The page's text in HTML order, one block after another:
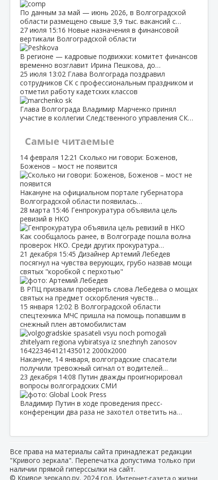
По данным за май — июнь 2026, в Волгоградской
области размещено свыше 3,9 тыс. вакансий с…
27 июля 15:16 Новые назначения в финансовой
вертикали Волгоградской области
В регионе — кадровые подвижки: комитет финансов
временно возглавит Ирина Пешкова, до…
25 июля 13:02 Глава Волгограда поздравил
сотрудников СК с профессиональным праздником и
отметил работу кадетских классов
Глава Волгограда Владимир Марченко принял
участие в коллегии Следственного управления СК…
Самые читаемые
14 февраля 12:21 Сколько ни говори: Боженов,
Боженов – мост не появится
Накануне на официальном портале губернатора
Волгоградской области появилась…
28 марта 15:46 Генпрокуратура объявила цель
ревизий в НКО
Как сообщалось ранее, в Волгограде пошла волна
проверок НКО. Среди других прокуратура…
21 декабря 15:45 Дизайнер Артемий Лебедев
посягнул на чувства верующих, грубо назвав мощи
святых "коробкой с перхотью"
В РПЦ призвали проверить слова Лебедева о мощах
святых на предмет оскорбления чувств…
15 января 12:02 В Волгоградской области
спецтехника МЧС пришла на помощь попавшим в
снежный плен автомобилистам
Накануне, 14 января, волгоградские спасатели
получили тревожный сигнал от водителей…
23 декабря 14:08 Путин дважды проигнорировал
вопросы волгоградских СМИ
Владимир Путин в ходе проведения пресс-
конференции два раза не захотел ответить на…
Все права на материалы сайта принадлежат редакции
"Кривого зеркала". Перепечатка допустима только при
наличии прямой гиперссылки на сайт.
© Кривое зеркало.ру, 2024 год, Интернет-газета о жизни